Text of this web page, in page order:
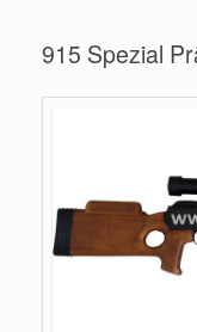
915 Spezial